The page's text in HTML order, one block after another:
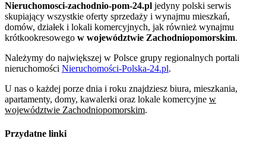
Nieruchomosci-zachodnio-pom-24.pl jedyny polski serwis
skupiający wszystkie oferty sprzedaży i wynajmu mieszkań,
domów, działek i lokali komercyjnych, jak również wynajmu
krótkookresowego w województwie Zachodniopomorskim.
Należymy do największej w Polsce grupy regionalnych portali
nieruchomości Nieruchomości-Polska-24.pl.
U nas o każdej porze dnia i roku znajdziesz biura, mieszkania,
apartamenty, domy, kawalerki oraz lokale komercyjne w
województwie Zachodniopomorskim.
Przydatne linki